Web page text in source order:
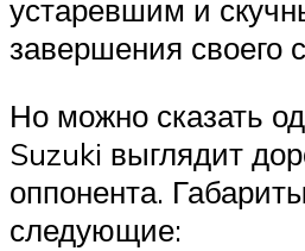
устаревшим и
завершения своего
Но можно сказать
Suzuki выглядит
оппонента.
следующие: